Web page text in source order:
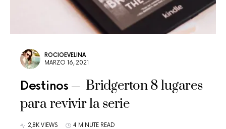
ROCIOEVELINA
MARZO 16, 2021
Destinos
Bridgerton 8 lugares
para revivir la serie
2,8K VIEWS 4 MINUTE READ